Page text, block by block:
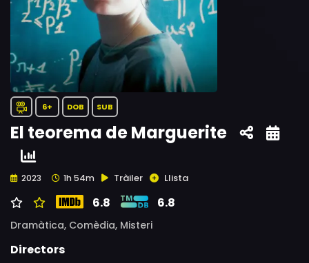
6+ DOB SUB
El teorema de Marguerite
2023 1h 54m Tràiler Llista
6.8 6.8
Dramàtica, Comèdia, Misteri
Directors